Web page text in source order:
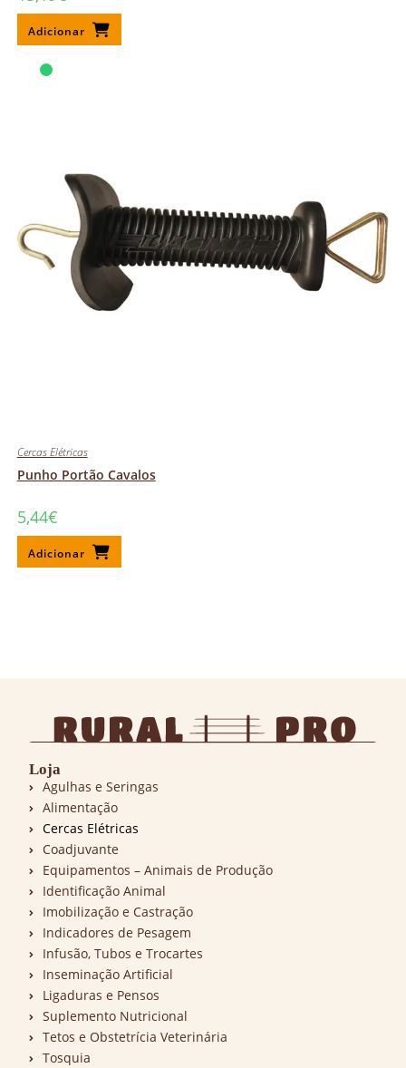
Adicionar
Cercas Elétricas
Punho Portão Cavalos
5,44€
Adicionar
Loja
Agulhas e Seringas
Alimentação
Cercas Elétricas
Coadjuvante
Equipamentos – Animais de Produção
Identificação Animal
Imobilização e Castração
Indicadores de Pesagem
Infusão, Tubos e Trocartes
Inseminação Artificial
Ligaduras e Pensos
Suplemento Nutricional
Tetos e Obstetrícia Veterinária
Tosquia